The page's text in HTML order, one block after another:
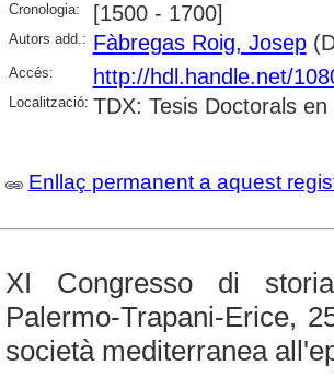
Cronologia: [1500 - 1700]
Autors add.: Fàbregas Roig, Josep
Accés: http://hdl.handle.net/
Localització: TDX: Tesis Doctorals en
Enllaç permanent a aquest
XI Congresso di
Palermo-Trapani-Erice,
società mediterranea